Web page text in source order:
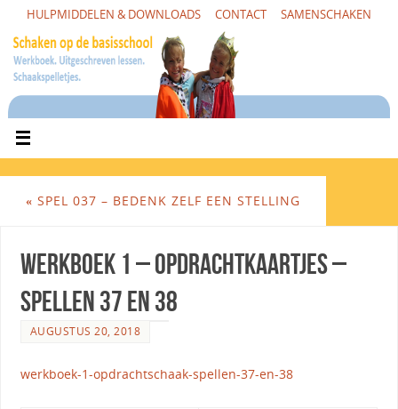
HULPMIDDELEN & DOWNLOADS CONTACT SAMENSCHAKEN
« SPEL 037 – BEDENK ZELF EEN STELLING
Werkboek 1 – opdrachtkaartjes –
spellen 37 en 38
AUGUSTUS 20, 2018
werkboek-1-opdrachtschaak-spellen-37-en-38